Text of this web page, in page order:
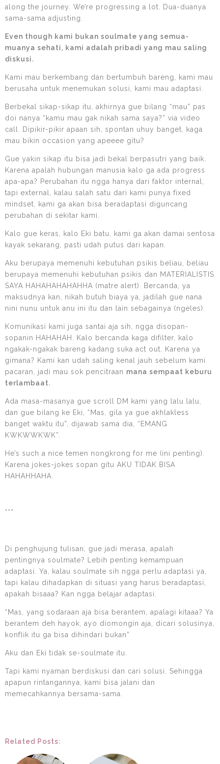
along the journey. We’re progressing a lot. Dua-duanya
sama-sama adjusting.
Even though kami bukan soulmate yang semua-
muanya sehati, kami adalah pribadi yang mau saling
diskusi.
Kami mau berkembang dan bertumbuh bareng, kami mau
berusaha untuk menemukan solusi, kami mau adaptasi.
Berbekal sikap-sikap itu, akhirnya gue bilang “mau” pas
doi nanya “kamu mau gak nikah sama saya?” via video
call. Dipikir-pikir apaan sih, spontan uhuy banget, kaga
mau bikin occasion yang apeeee gitu?
Gue yakin sikap itu bisa jadi bekal berpasutri yang baik.
Karena apalah hubungan manusia kalo ga ada progress
apa-apa? Perubahan itu ngga hanya dari faktor internal,
tapi external, kalau salah satu dari kami punya fixed
mindset, kami ga akan bisa beradaptasi diguncang
perubahan di sekitar kami.
Kalo gue keras, kalo Eki batu, kami ga akan damai sentosa
kayak sekarang, pasti udah putus dari kapan.
Aku berupaya memenuhi kebutuhan psikis beliau, beliau
berupaya memenuhi kebutuhan psikis dan MATERIALISTIS
SAYA HAHAHAHAHAHHA (matre alert). Bercanda, ya
maksudnya kan, nikah butuh biaya ya, jadilah gue nana
nini nunu untuk anu ini itu dan lain sebagainya (ngeles).
Komunikasi kami juga santai aja sih, ngga disopan-
sopanin HAHAHAH. Kalo bercanda kaga difilter, kalo
ngakak-ngakak bareng kadang suka act out. Karena ya
gimana? Kami kan udah saling kenal jauh sebelum kami
pacaran, jadi mau sok pencitraan mana sempaat keburu
terlambaat.
Ada masa-masanya gue scroll DM kami yang lalu lalu,
dan gue bilang ke Eki, “Mas, gila ya gue akhlakless
banget waktu itu”, dijawab sama dia, “EMANG
KWKWWKWK”.
He’s such a nice temen nongkrong for me (ini penting).
Karena jokes-jokes sopan gitu AKU TIDAK BISA
HAHAHHAHA.
***
Di penghujung tulisan, gue jadi merasa, apalah
pentingnya soulmate? Lebih penting kemampuan
adaptasi. Ya, kalau soulmate sih ngga perlu adaptasi ya,
tapi kalau dihadapkan di situasi yang harus beradaptasi,
apakah bisaaa? Kan ngga belajar adaptasi.
“Mas, yang sodaraan aja bisa berantem, apalagi kitaaa? Ya
berantem deh hayok, ayo diomongin aja, dicari solusinya,
konflik itu ga bisa dihindari bukan”
Aku dan Eki tidak se-soulmate itu.
Tapi kami nyaman berdiskusi dan cari solusi. Sehingga
apapun rintangannya, kami bisa jalani dan
memecahkannya bersama-sama.
Related Posts: